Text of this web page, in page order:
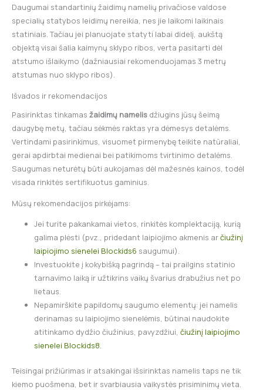
Daugumai standartinių žaidimų namelių privačiose valdose
specialių statybos leidimų nereikia, nes jie laikomi laikinais
statiniais. Tačiau jei planuojate statyti labai didelį, aukštą
objektą visai šalia kaimynų sklypo ribos, verta pasitarti dėl
atstumo išlaikymo (dažniausiai rekomenduojamas 3 metrų
atstumas nuo sklypo ribos).
Išvados ir rekomendacijos
Pasirinktas tinkamas žaidimų namelisdžiugins jūsų šeimą
daugybę metų, tačiau sėkmės raktas yra dėmesys detalėms.
Vertindami pasirinkimus, visuomet pirmenybę teikite natūraliai,
gerai apdirbtai medienai bei patikimoms tvirtinimo detalėms.
Saugumas neturėtų būti aukojamas dėl mažesnės kainos, todėl
visada rinkitės sertifikuotus gaminius.
Mūsų rekomendacijos pirkėjams:
Jei turite pakankamai vietos, rinkitės komplektaciją, kurią
galima plėsti (pvz., pridedant laipiojimo akmenis arčiužinį
laipiojimo sienelei Blockids6 saugumui).
Investuokite į kokybišką pagrindą – tai prailgins statinio
tarnavimo laiką ir užtikrins vaikų švarius drabužius net po
lietaus.
Nepamirškite papildomų saugumo elementų: jei namelis
derinamas su laipiojimo sienelėmis, būtinai naudokite
atitinkamo dydžio čiužinius, pavyzdžiui, čiužinį laipiojimo
sienelei Blockids8.
Teisingai prižiūrimas ir atsakingai išsirinktas namelis taps ne tik
kiemo puošmena, bet ir svarbiausia vaikystės prisiminimų vieta.